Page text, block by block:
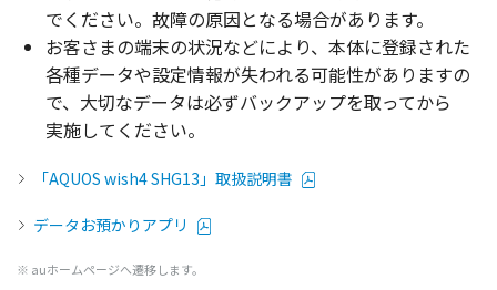
でください。 故障の原因となる場合があります。
お客さまの端末の状況などにより、 本体に登録された
各種データや設定情報が失われる可能性がありますの
で、 大切なデータは必ずバックアップを取ってから
実施してください。
「AQUOS wish4 SHG13」取扱説明書
データお預かりアプリ
※ auホームページへ遷移します。